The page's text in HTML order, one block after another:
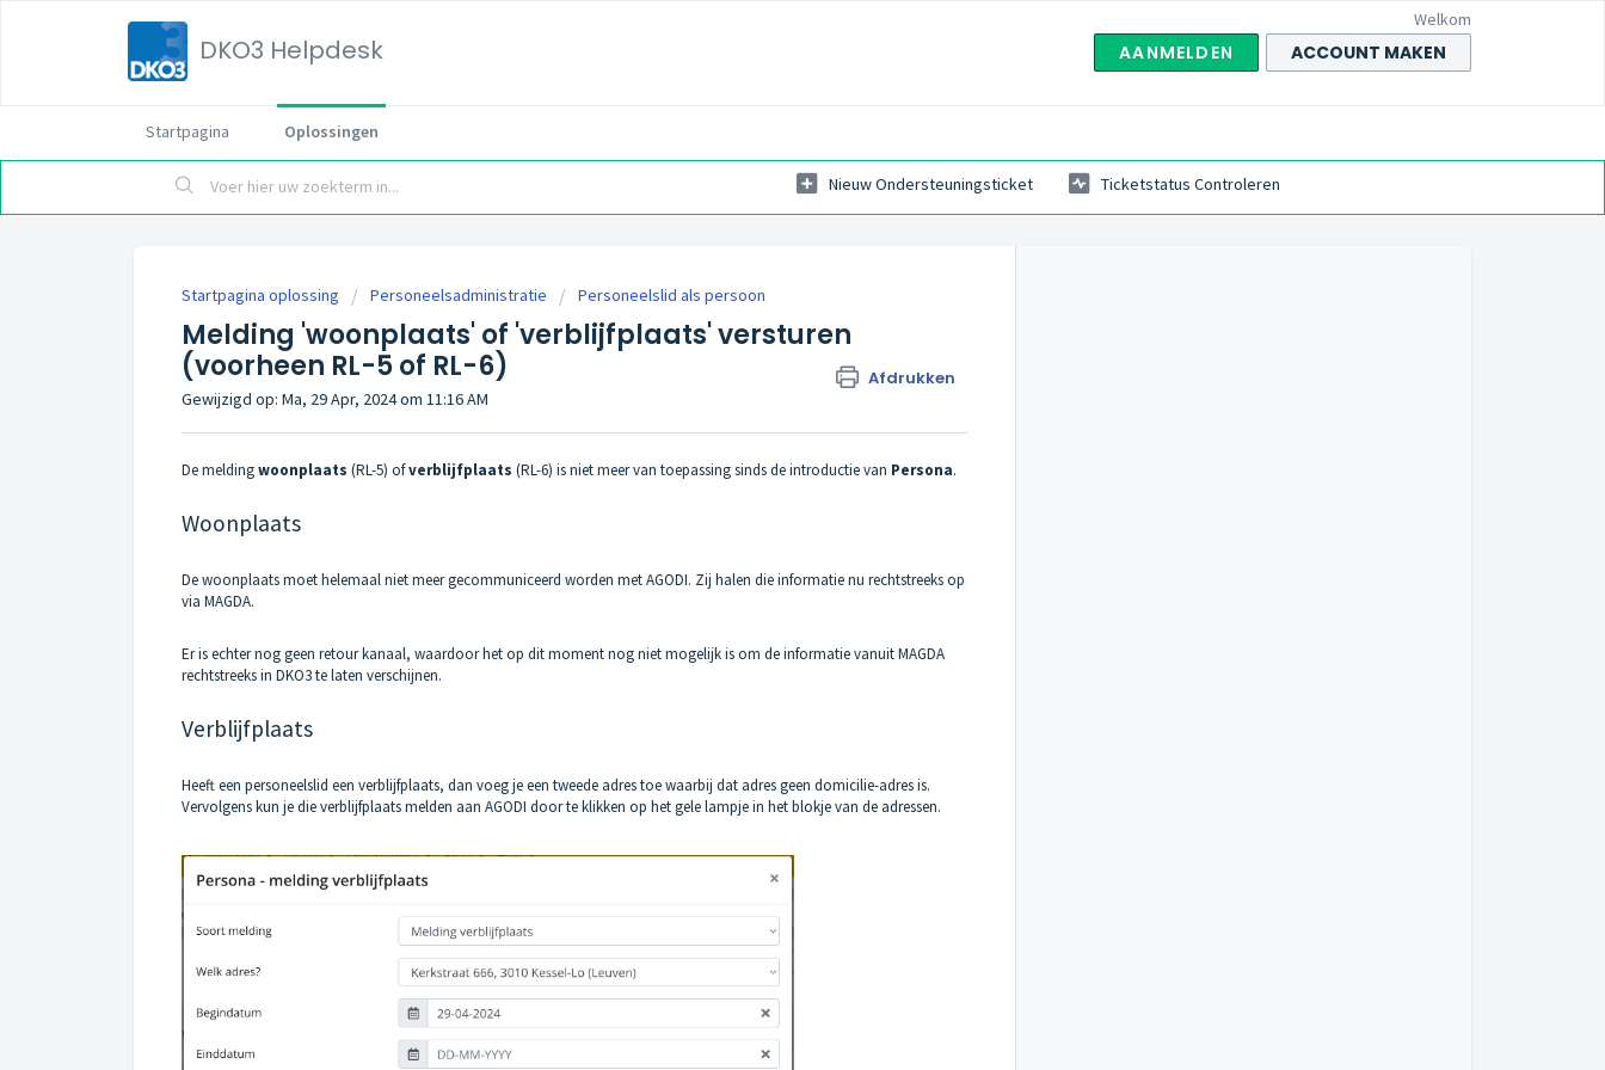
DKO3 Helpdesk
Welkom
AANMELDEN ACCOUNT MAKEN
Startpagina Oplossingen
Nieuw Ondersteuningsticket Ticketstatus Controleren
Startpagina oplossing Personeelsadministratie Personeelslid als persoon
Melding 'woonplaats' of 'verblijfplaats' versturen
(voorheen RL-5 of RL-6)
Afdrukken
Gewijzigd op: Ma, 29 Apr, 2024 om 11:16 AM
De meldingwoonplaats (RL-5) ofverblijfplaats (RL-6) is niet meer van toepassing sinds de introductie van Persona.
Woonplaats
De woonplaats moet helemaal niet meer gecommuniceerd worden met AGODI. Zij halen die informatie nu rechtstreeks op
via MAGDA.
Er is echter nog geen retour kanaal, waardoor het op dit moment nog niet mogelijk is om de informatie vanuit MAGDA
rechtstreeks in DKO3 te laten verschijnen.
Verblijfplaats
Heeft een personeelslid een verblijfplaats, dan voeg je een tweede adres toe waarbij dat adres geen domicilie-adres is.
Vervolgens kun je die verblijfplaats melden aan AGODI door te klikken op het gele lampje in het blokje van de adressen.